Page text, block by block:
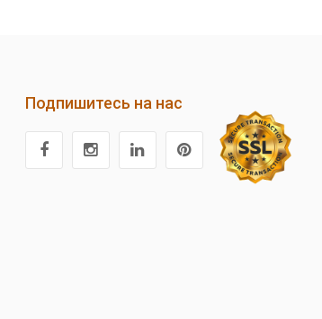
Подпишитесь на нас